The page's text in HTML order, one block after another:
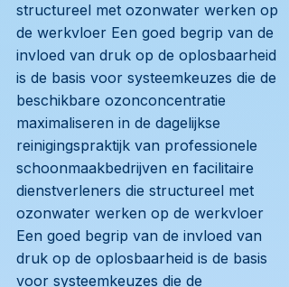
structureel met ozonwater werken op
de werkvloer Een goed begrip van de
invloed van druk op de oplosbaarheid
is de basis voor systeemkeuzes die de
beschikbare ozonconcentratie
maximaliseren in de dagelijkse
reinigingspraktijk van professionele
schoonmaakbedrijven en facilitaire
dienstverleners die structureel met
ozonwater werken op de werkvloer
Een goed begrip van de invloed van
druk op de oplosbaarheid is de basis
voor systeemkeuzes die de